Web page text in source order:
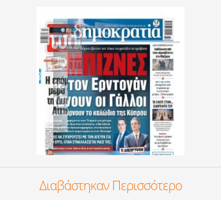
Διαβάστηκαν Περισσότερο